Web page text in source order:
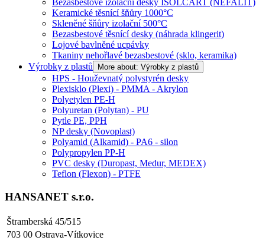
Bezasbestové izolační desky ISOLCART (NEFALIT)
Keramické těsnící šňůry 1000°C
Skleněné šňůry izolační 500°C
Bezasbestové těsnící desky (náhrada klingerit)
Lojové bavlněné ucpávky
Tkaniny nehořlavé bezasbestové (sklo, keramika)
Výrobky z plastů
More about: Výrobky z plastů
HPS - Houževnatý polystyrén desky
Plexisklo (Plexi) - PMMA - Akrylon
Polyetylen PE-H
Polyuretan (Polytan) - PU
Pytle PE, PPH
NP desky (Novoplast)
Polyamid (Alkamid) - PA6 - silon
Polypropylen PP-H
PVC desky (Duropast, Medur, MEDEX)
Teflon (Flexon) - PTFE
HANSANET s.r.o.
Štramberská 45/515
703 00 Ostrava-Vítkovice